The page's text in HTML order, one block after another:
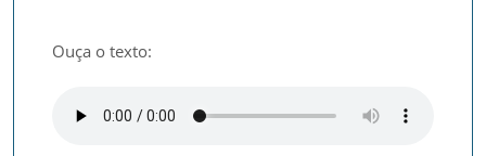
Ouça o texto: